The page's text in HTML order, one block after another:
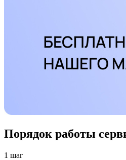
Порядок работы
1 шаг